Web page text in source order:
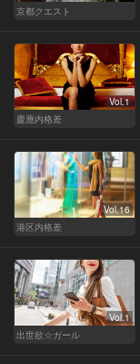
京都クエスト
Vol.1
慶應内格差
Vol.16
港区内格差
Vol.1
出世欲☆ガール